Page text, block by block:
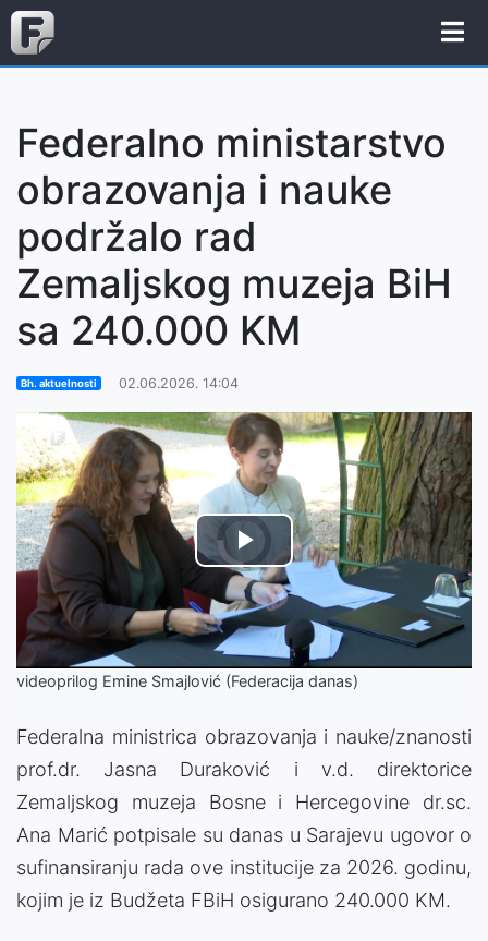
Federalno ministarstvo
obrazovanja i nauke
podržalo rad
Zemaljskog muzeja BiH
sa 240.000 KM
Bh. aktuelnosti 02.06.2026. 14:04
Video
Player
is
loading.
Play
Video
videoprilog Emine Smajlović (Federacija danas)
Federalna ministrica obrazovanja i nauke/znanosti
prof.dr. Jasna Duraković i v.d. direktorice
Zemaljskog muzeja Bosne i Hercegovine dr.sc.
Ana Marić potpisale su danas u Sarajevu ugovor o
sufinansiranju rada ove institucije za 2026. godinu,
kojim je iz Budžeta FBiH osigurano 240.000 KM.